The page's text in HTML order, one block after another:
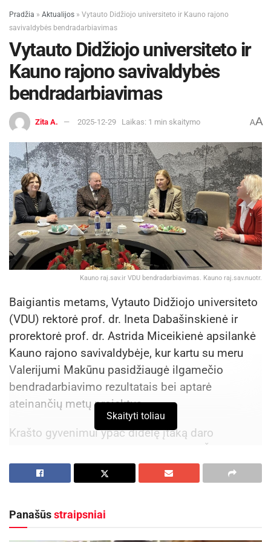
Pradžia » Aktualijos » Vytauto Didžiojo universiteto ir Kauno rajono
savivaldybės bendradarbiavimas
Vytauto Didžiojo universiteto ir
Kauno rajono savivaldybės
bendradarbiavimas
Zita A. 2025-12-29 Laikas: 1 min skaitymo AA
Kauno raj.sav.ir VDU bendradarbiavimas. Kauno raj.sav.nuotr.
Baigiantis metams, Vytauto Didžiojo universiteto
(VDU) rektorė prof. dr. Ineta Dabašinskienė ir
prorektorė prof. dr. Astrida Miceikienė apsilankė
Kauno rajono savivaldybėje, kur kartu su meru
Valerijumi Makūnu pasidžiaugė ilgamečio
bendradarbiavimo rezultatais bei aptarė
ateinančių metų projektus.
Krašto gyvenimui ypač didelę įtaką daro
ūkio akademija, kur ne tik rengiami žemės ūkio
specialistai, bet ir telkiamas mokslas, vyksta
„Ką pasėsi…“.Universiteto vadovai Kauno rajone
Skaityti toliau
Panašūsstraipsniai